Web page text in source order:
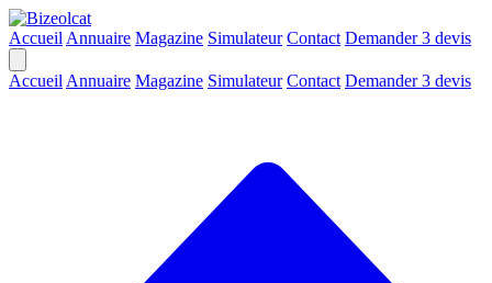
Accueil Annuaire Magazine Simulateur Contact Demander 3 devis
Accueil Annuaire Magazine Simulateur Contact Demander 3 devis